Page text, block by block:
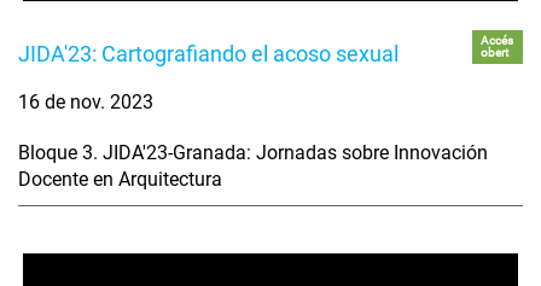
JIDA'23: Cartografiando el acoso sexual
Accés
obert
16 de nov. 2023
Bloque 3. JIDA'23-Granada: Jornadas sobre Innovación
Docente en Arquitectura